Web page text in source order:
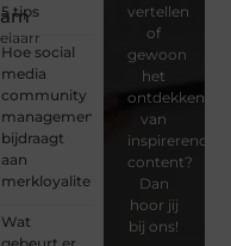
5 tips
Hoe social
media
community
management
bijdraagt
aan
merkloyaliteit
Wat
vertellen
of
gewoon
het
ontdekken
van
inspirerende
content?
Dan
hoor jij
bij ons!